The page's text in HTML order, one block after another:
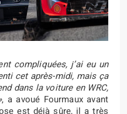
compliquées, j’ai eu un
cet après-midi, mais ça
dans la voiture en WRC,
, a avoué Fourmaux avant
est déjà sûre, il a très